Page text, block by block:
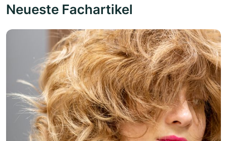
Neueste Fachartikel